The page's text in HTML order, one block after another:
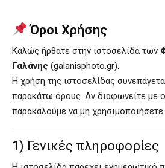
Όροι Χρήσης
Καλώς ήρθατε στην ιστοσελίδα των
Γαλάνης (galanisphoto.gr).
Η χρήση της ιστοσελίδας
παρακάτω όρους. Αν διαφωνείτε με
παρακαλούμε να μη χρησιμοποιήσετε
1) Γενικές πληροφορίες